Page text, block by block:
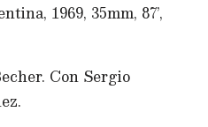
1969, 35mm, 87’,
Con Sergio